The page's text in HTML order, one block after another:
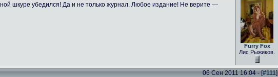
шкуре убедился! Да и не только журнал. Любое издание! Не верите —
Furry Fox
Лис Рыжиков.
06 Сен 2011 16:04 - [#111]